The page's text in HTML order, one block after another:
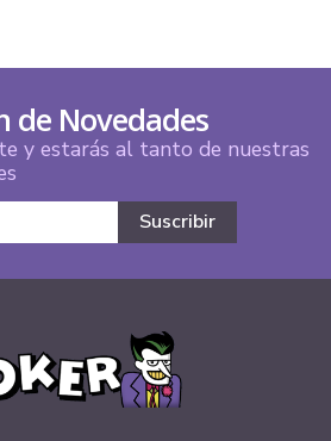
de Novedades
y estarás al tanto de nuestras